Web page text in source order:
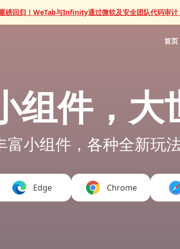
磅回归！WeTab与Infinity通过微软及安全团队代码审计
首页
组件，大
富小组件，各种全新玩
Edge Chrome